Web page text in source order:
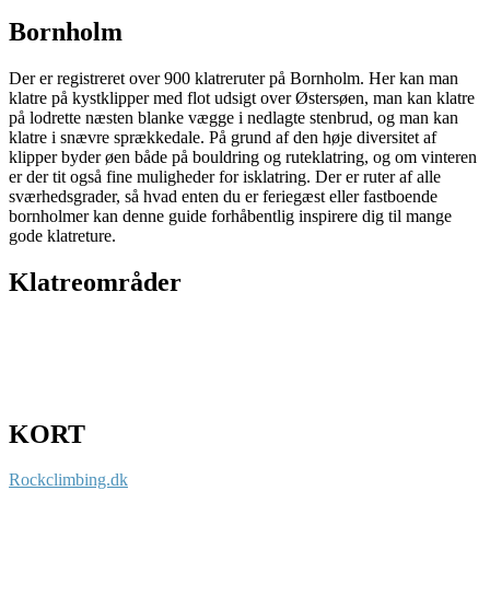
Bornholm
Der er registreret over 900 klatreruter på Bornholm. Her kan man
klatre på kystklipper med flot udsigt over Østersøen, man kan klatre
på lodrette næsten blanke vægge i nedlagte stenbrud, og man kan
klatre i snævre sprækkedale. På grund af den høje diversitet af
klipper byder øen både på bouldring og ruteklatring, og om vinteren
er der tit også fine muligheder for isklatring. Der er ruter af alle
sværhedsgrader, så hvad enten du er feriegæst eller fastboende
bornholmer kan denne guide forhåbentlig inspirere dig til mange
gode klatreture.
Klatreområder
KORT
Rockclimbing.dk